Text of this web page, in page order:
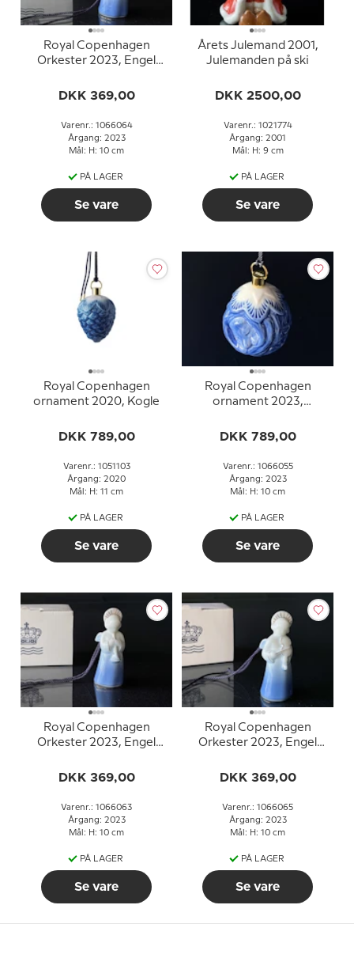
Royal Copenhagen
Orkester 2023, Engel
DKK 369,00
Varenr.: 1066064
Årgang: 2023
Mål: H: 10 cm
PÅ LAGER
Se vare
Årets Julemand 2001,
Julemanden på ski
DKK 2500,00
Varenr.: 1021774
Årgang: 2001
Mål: H: 9 cm
PÅ LAGER
Se vare
Royal Copenhagen
ornament 2020, Kogle
DKK 789,00
Varenr.: 1051103
Årgang: 2020
Mål: H: 11 cm
PÅ LAGER
Se vare
Royal Copenhagen
ornament 2023,
DKK 789,00
Varenr.: 1066055
Årgang: 2023
Mål: H: 10 cm
PÅ LAGER
Se vare
Royal Copenhagen
Orkester 2023, Engel
DKK 369,00
Varenr.: 1066063
Årgang: 2023
Mål: H: 10 cm
PÅ LAGER
Se vare
Royal Copenhagen
Orkester 2023, Engel
DKK 369,00
Varenr.: 1066065
Årgang: 2023
Mål: H: 10 cm
PÅ LAGER
Se vare